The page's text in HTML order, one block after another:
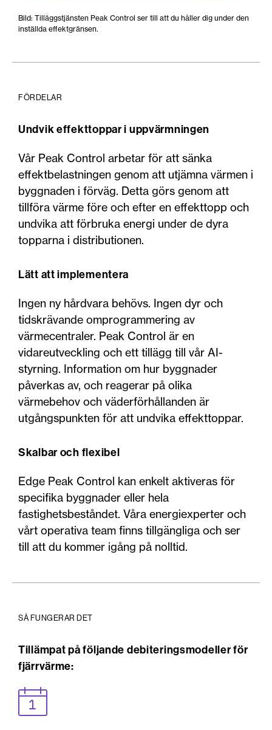
Bild: Tilläggstjänsten Peak Control ser till att du håller dig under den
inställda effektgränsen.
FÖRDELAR
Undvik effekttoppar i uppvärmningen
Vår Peak Control arbetar för att sänka
effektbelastningen genom att utjämna värmen i
byggnaden i förväg. Detta görs genom att
tillföra värme före och efter en effekttopp och
undvika att förbruka energi under de dyra
topparna i distributionen.
Lätt att implementera
Ingen ny hårdvara behövs. Ingen dyr och
tidskrävande omprogrammering av
värmecentraler. Peak Control är en
vidareutveckling och ett tillägg till vår AI-
styrning. Information om hur byggnader
påverkas av, och reagerar på olika
värmebehov och väderförhållanden är
utgångspunkten för att undvika effekttoppar.
Skalbar och flexibel
Edge Peak Control kan enkelt aktiveras för
specifika byggnader eller hela
fastighetsbeståndet. Våra energiexperter och
vårt operativa team finns tillgängliga och ser
till att du kommer igång på nolltid.
SÅ FUNGERAR DET
Tillämpat på följande debiteringsmodeller för
fjärrvärme: